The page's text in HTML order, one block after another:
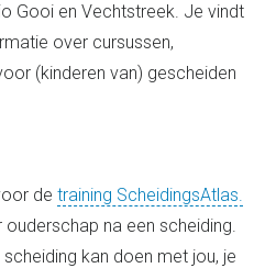
Gooi en Vechtstreek. Je vindt
over cursussen,
(kinderen van) gescheiden
de training ScheidingsAtlas.
na een scheiding.
kan doen met jou, je